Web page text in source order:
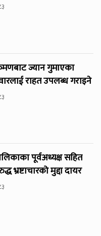
ज्यान गुमाएका
राहत उपलब्ध गराइने
पूर्वअध्यक्ष सहित
भ्रष्टाचारको मुद्दा दायर